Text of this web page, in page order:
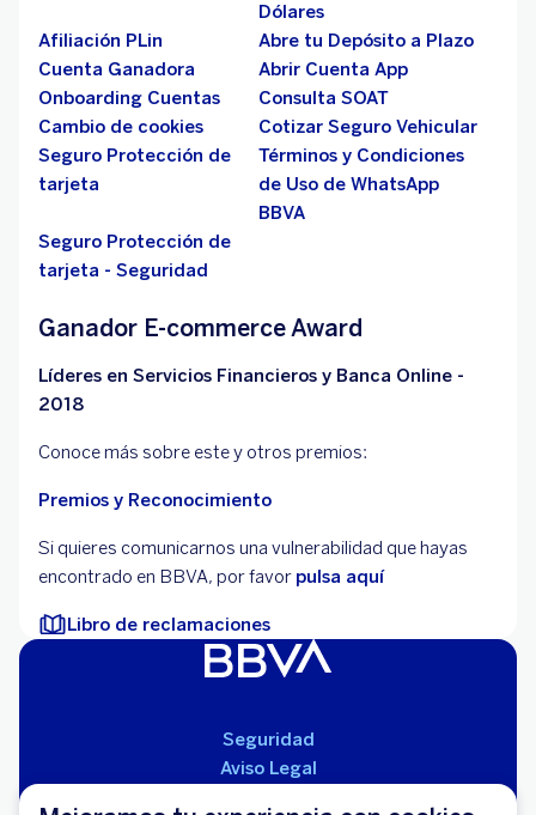
Dólares
Afiliación PLin
Abre tu Depósito a Plazo
Cuenta Ganadora
Abrir Cuenta App
Onboarding Cuentas
Consulta SOAT
Cambio de cookies
Cotizar Seguro Vehicular
Seguro Protección de
tarjeta
Términos y Condiciones
de Uso de WhatsApp
BBVA
Seguro Protección de
tarjeta - Seguridad
Ganador E-commerce Award
Líderes en Servicios Financieros y Banca Online -
2018
Conoce más sobre este y otros premios:
Premios y Reconocimiento
Si quieres comunicarnos una vulnerabilidad que hayas
encontrado en BBVA, por favor pulsa aquí
Libro de reclamaciones
Seguridad
Aviso Legal